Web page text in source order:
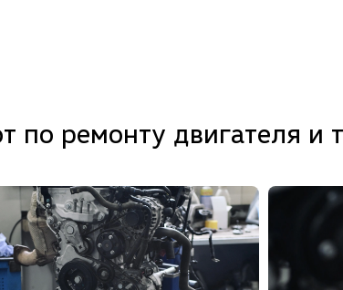
по ремонту двигателя и